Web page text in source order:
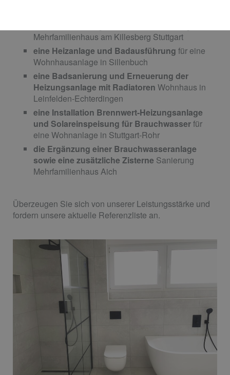
Mehrfamilienhaus am Killesberg Stuttgart
eine Heizanlage und Badausführung für eine
Wohnhausanlage in Sillenbuch
eine Badsanierung und Erneuerung der
Heizungsanlage mit Radiatoren Wohnhaus in
Leinfelden-Echterdingen
eine Installation Brennwert-Heizungsanlage
und Solareinspeisung für Brauchwasserfür
eine Wohnanlage in Stuttgart-Rohr
die Ergänzung einer Brauchwasseranlage
sowie eine zusätzliche Zisterne Sanierung
Mehrfamilienhaus Aich
Überzeugen Sie sich von unserer Leistungsstärke und
fordern unsere aktuelle Referenzliste an.